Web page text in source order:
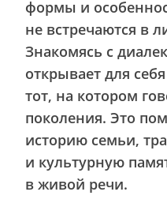
формы и
не встречаются в
Знакомясь с
открывает для
тот, на котором
поколения. Это
историю семьи,
и культурную
в живой речи.